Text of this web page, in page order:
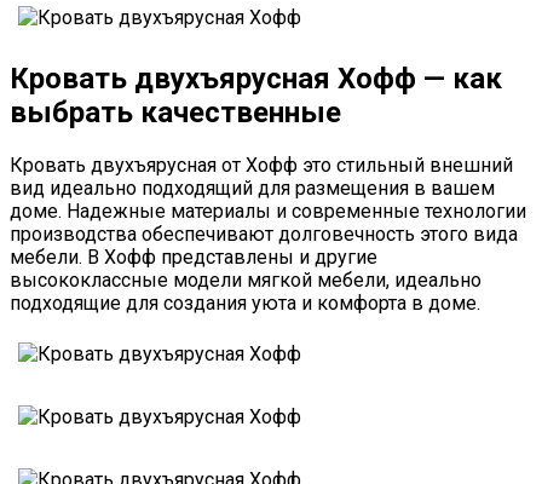
Кровать двухъярусная Хофф — как
выбрать качественные
Кровать двухъярусная от Хофф это стильный внешний
вид идеально подходящий для размещения в вашем
доме. Надежные материалы и современные технологии
производства обеспечивают долговечность этого вида
мебели. В Хофф представлены и другие
высококлассные модели мягкой мебели, идеально
подходящие для создания уюта и комфорта в доме.